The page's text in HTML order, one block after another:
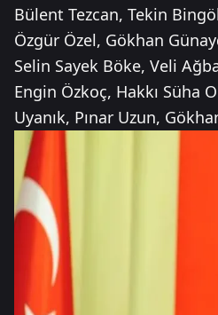
Bülent Tezcan, Tekin
Özgür Özel, Gökhan
Selin Sayek Böke, Veli
Engin Özkoç, Hakkı Süha
Uyanık, Pınar Uzun,